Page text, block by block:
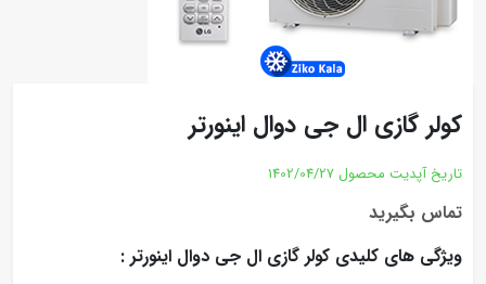
کولر گازی ال جی دوال اینورتر
تاریخ آپدیت محصول 1402/04/27
تماس بگیرید
ویژگی های کلیدی کولر گازی ال جی دوال اینورتر :